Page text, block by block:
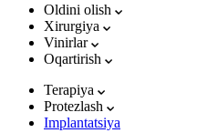
Oldini olish
Xirurgiya
Vinirlar
Oqartirish
Terapiya
Protezlash
Implantatsiya